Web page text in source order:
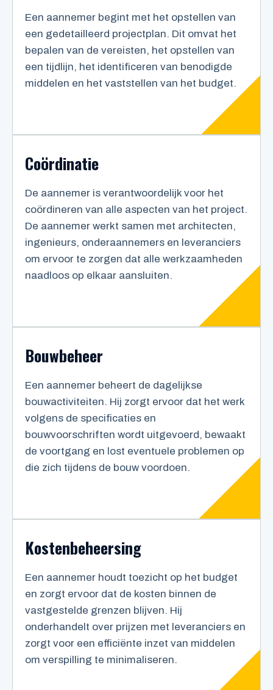
Een aannemer begint met het opstellen van
een gedetailleerd projectplan. Dit omvat het
bepalen van de vereisten, het opstellen van
een tijdlijn, het identificeren van benodigde
middelen en het vaststellen van het budget.
Coördinatie
De aannemer is verantwoordelijk voor het
coördineren van alle aspecten van het project.
De aannemer werkt samen met architecten,
ingenieurs, onderaannemers en leveranciers
om ervoor te zorgen dat alle werkzaamheden
naadloos op elkaar aansluiten.
Bouwbeheer
Een aannemer beheert de dagelijkse
bouwactiviteiten. Hij zorgt ervoor dat het werk
volgens de specificaties en
bouwvoorschriften wordt uitgevoerd, bewaakt
de voortgang en lost eventuele problemen op
die zich tijdens de bouw voordoen.
Kostenbeheersing
Een aannemer houdt toezicht op het budget
en zorgt ervoor dat de kosten binnen de
vastgestelde grenzen blijven. Hij
onderhandelt over prijzen met leveranciers en
zorgt voor een efficiënte inzet van middelen
om verspilling te minimaliseren.